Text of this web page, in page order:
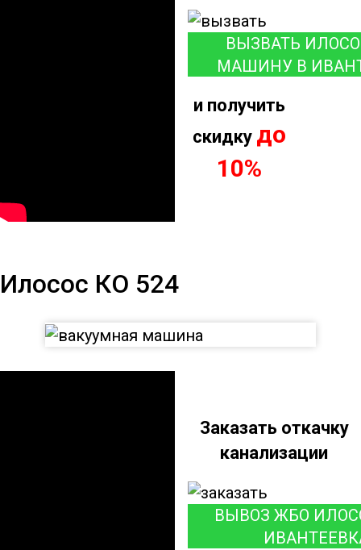
ВЫЗВАТЬ
МАШИНУ В
и получить
скидку до
10%
Илосос КО 524
Заказать откачку
канализации
ВЫВОЗ ЖБО